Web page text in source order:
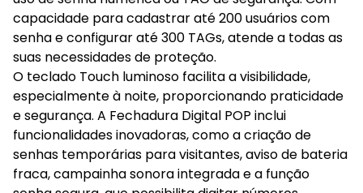
capacidade para cadastrar até 200 usuários com
senha e configurar até 300 TAGs, atende a todas as
suas necessidades de proteção.
O teclado Touch luminoso facilita a visibilidade,
especialmente à noite, proporcionando praticidade
e segurança. A Fechadura Digital POP inclui
funcionalidades inovadoras, como a criação de
senhas temporárias para visitantes, aviso de bateria
fraca, campainha sonora integrada e a função